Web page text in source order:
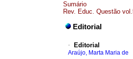
Sumário
Rev. Educ. Questão
Editorial
· Editorial
Araújo, Marta Maria de